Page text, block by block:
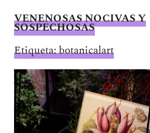
VENENOSAS NOCIVAS Y
SOSPECHOSAS
Giselle
Beiguelman
Etiqueta:botanicalart